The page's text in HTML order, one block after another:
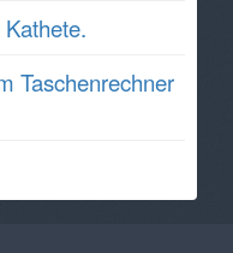
Taschenrechner